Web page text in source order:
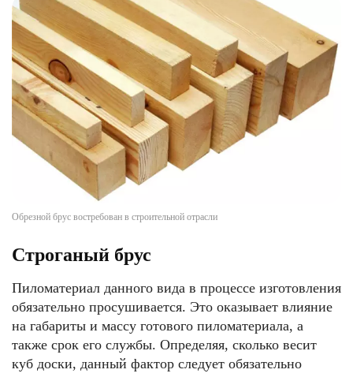
Обрезной брус востребован в строительной отрасли
Строганый брус
Пиломатериал данного вида в процессе изготовления
обязательно просушивается. Это оказывает влияние
на габариты и массу готового пиломатериала, а
также срок его службы. Определяя, сколько весит
куб доски, данный фактор следует обязательно